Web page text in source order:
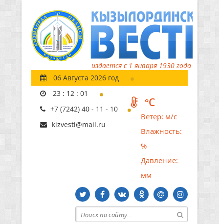
издается с 1 января 1930 года
06 Августа 2026 год
23 : 12 : 02
+7 (7242) 40 - 11 - 10
kizvesti@mail.ru
°C
Ветер: м/с
Влажность:
%
Давление:
мм